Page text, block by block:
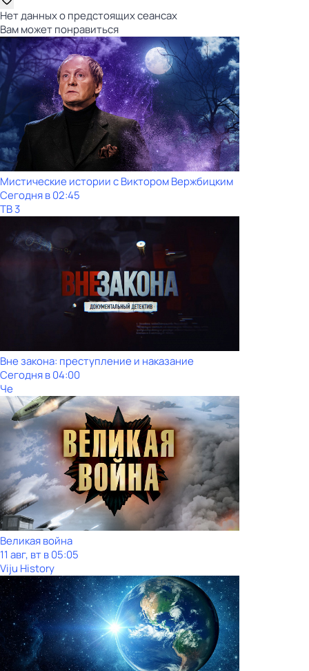
Нет данных о предстоящих сеансах
Вам может понравиться
Мистические истории с Виктором Вержбицким
Сегодня в 02:45
ТВ 3
Вне закона: преступление и наказание
Сегодня в 04:00
Че
Великая война
11 авг, вт в 05:05
Viju History